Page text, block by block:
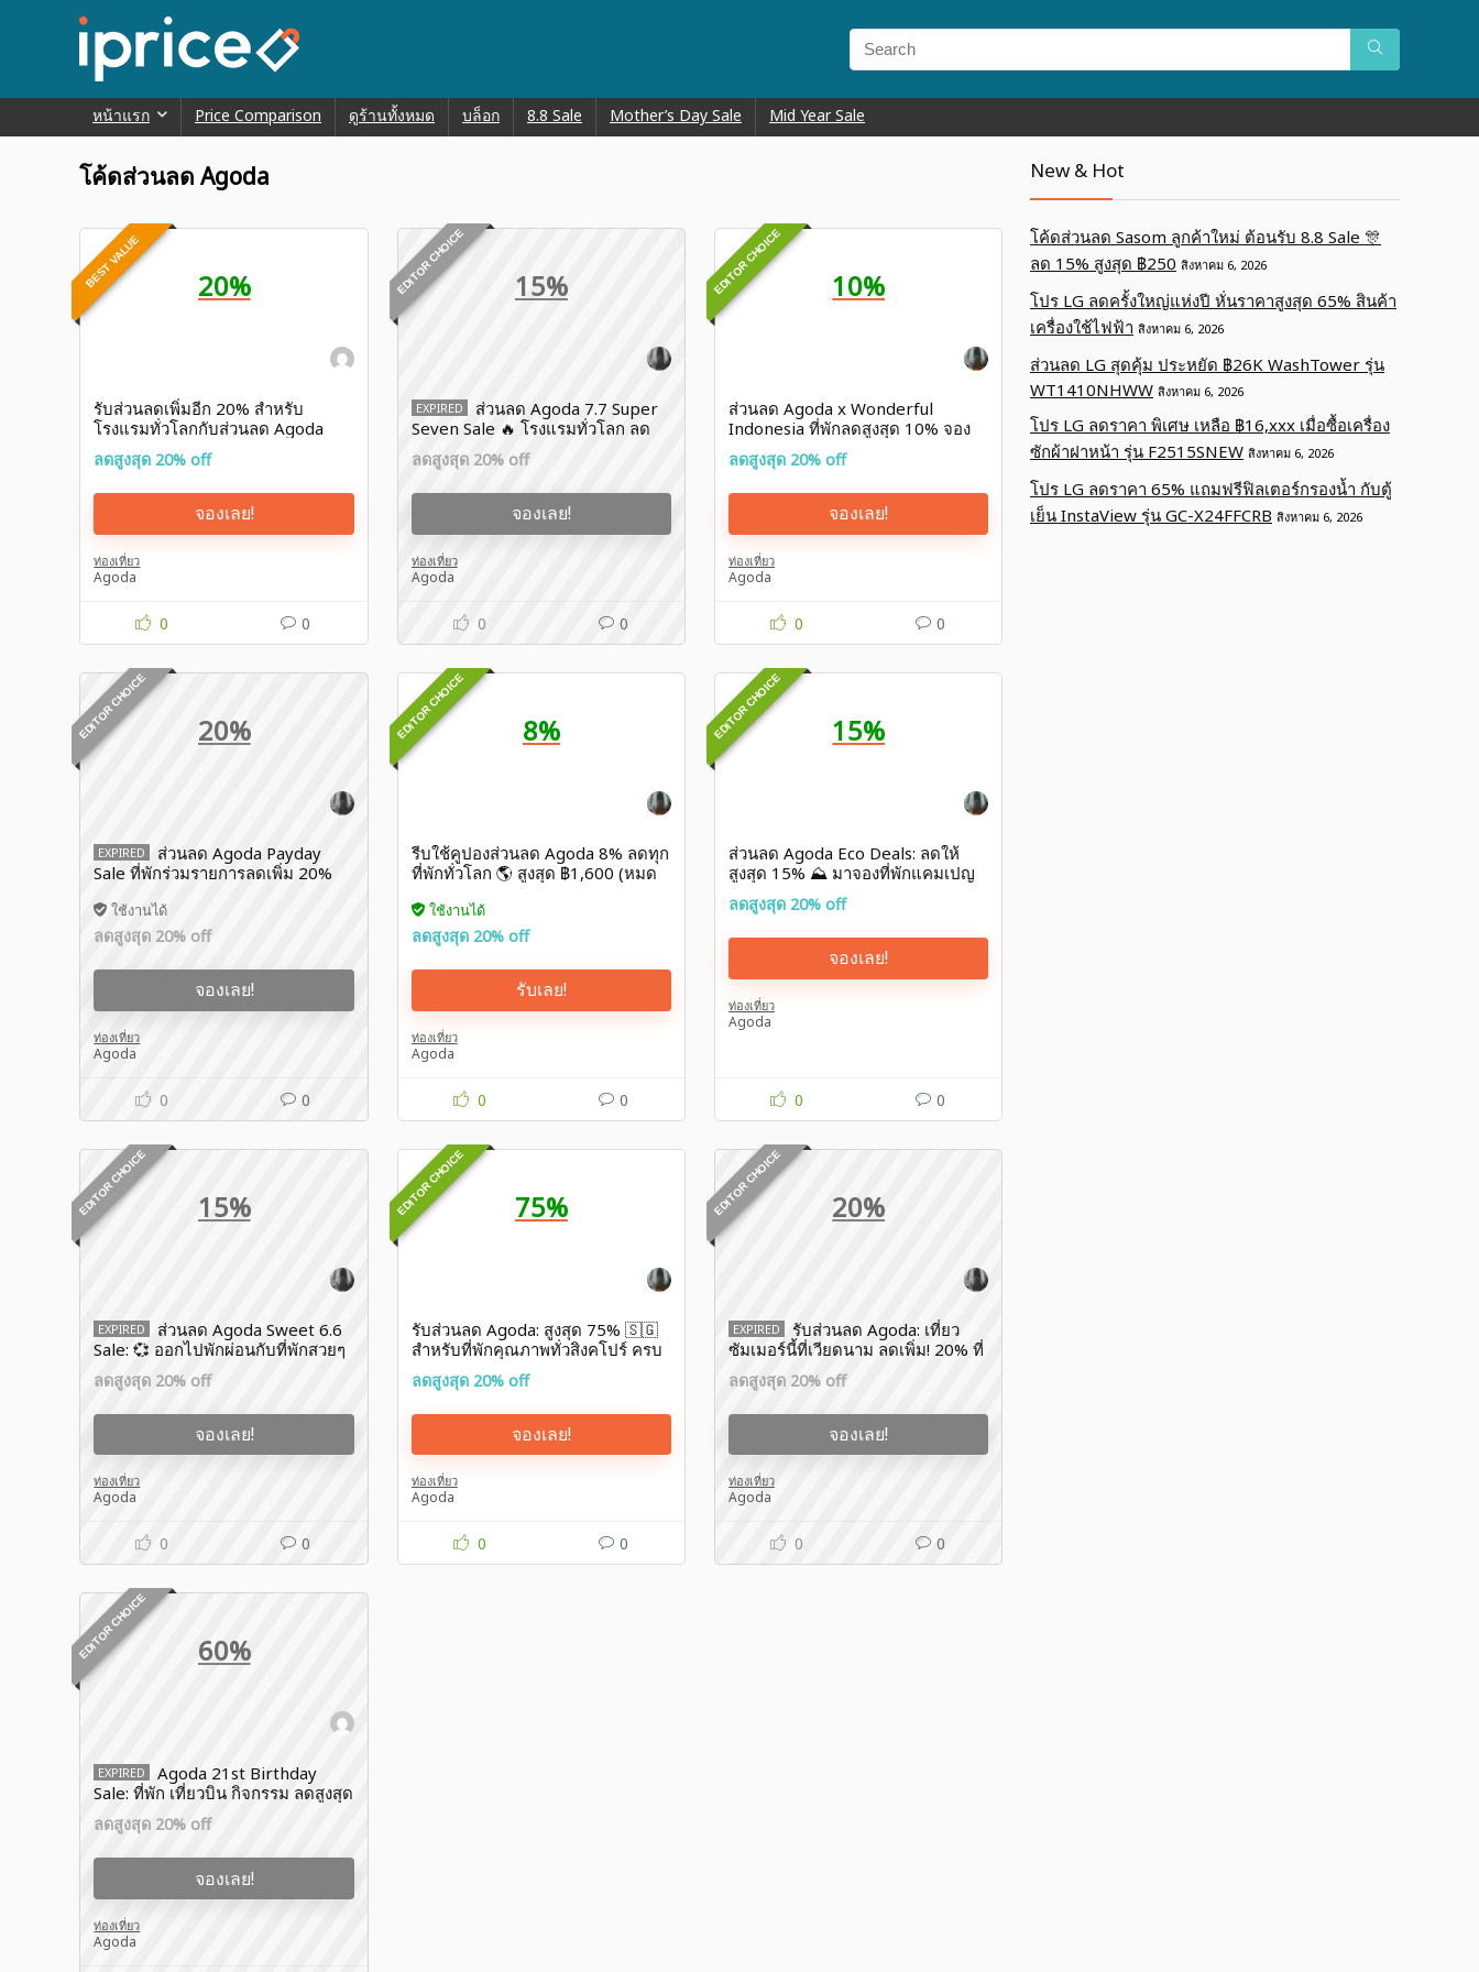
หน้าแรก Price Comparison ดูร้านทั้งหมด บล็อก 8.8 Sale Mother’s Day Sale Mid Year Sale
โค้ดส่วนลด Agoda
BEST VALUE 20%
รับส่วนลดเพิ่มอีก 20% สำหรับ
โรงแรมทั่วโลกกับส่วนลด Agoda
Payday Sale
ลดสูงสุด 20% off
จองเลย!
ท่องเที่ยว
Agoda
0 0
EDITOR CHOICE 15%
EXPIRED
ส่วนลด Agoda 7.7 Super
Seven Sale 🔥 โรงแรมทั่วโลก ลด
เพิ่ม 15% ไปเลย!!
ลดสูงสุด 20% off
จองเลย!
ท่องเที่ยว
Agoda
0 0
EDITOR CHOICE 10%
ส่วนลด Agoda x Wonderful
Indonesia ที่พักลดสูงสุด 10% จอง
ก่อน 4 ต.ค. 69 🌴
ลดสูงสุด 20% off
จองเลย!
ท่องเที่ยว
Agoda
0 0
EDITOR CHOICE 20%
EXPIRED
ส่วนลด Agoda Payday
Sale ที่พักร่วมรายการลดเพิ่ม 20%
ใช้งานได้
ลดสูงสุด 20% off
จองเลย!
ท่องเที่ยว
Agoda
0 0
EDITOR CHOICE 8%
รีบใช้คูปองส่วนลด Agoda 8% ลดทุก
ที่พักทั่วโลก 🌎 สูงสุด ฿1,600 (หมด
ใช้งานได้
ลดสูงสุด 20% off
รับเลย!
ท่องเที่ยว
Agoda
0 0
EDITOR CHOICE 15%
ส่วนลด Agoda Eco Deals: ลดให้
สูงสุด 15% ⛰ มาจองที่พักแคมเปญ
ลดสูงสุด 20% off
จองเลย!
ท่องเที่ยว
Agoda
0 0
EDITOR CHOICE 15%
EXPIRED
ส่วนลด Agoda Sweet 6.6
Sale: 💞 ออกไปพักผ่อนกับที่พักสวยๆ
ลดสูงสุด 20% off
จองเลย!
ท่องเที่ยว
Agoda
0 0
EDITOR CHOICE 75%
รับส่วนลด Agoda: สูงสุด 75% 🇸🇬
สำหรับที่พักคุณภาพทั่วสิงคโปร์ ครบ
ลดสูงสุด 20% off
จองเลย!
ท่องเที่ยว
Agoda
0 0
EDITOR CHOICE 20%
EXPIRED
รับส่วนลด Agoda: เที่ยว
ซัมเมอร์นี้ที่เวียดนาม ลดเพิ่ม! 20% ที่
พักสวยๆ มากมาย
ลดสูงสุด 20% off
จองเลย!
ท่องเที่ยว
Agoda
0 0
EDITOR CHOICE 60%
EXPIRED
Agoda 21st Birthday
Sale: ที่พัก เที่ยวบิน กิจกรรม ลดสูงสุด
ลดสูงสุด 20% off
จองเลย!
ท่องเที่ยว
Agoda
New & Hot
โค้ดส่วนลด Sasom ลูกค้าใหม่ ต้อนรับ 8.8 Sale 🎊
ลด 15% สูงสุด ฿250 สิงหาคม 6, 2026
โปร LG ลดครั้งใหญ่แห่งปี หั่นราคาสูงสุด 65% สินค้า
เครื่องใช้ไฟฟ้า สิงหาคม 6, 2026
ส่วนลด LG สุดคุ้ม ประหยัด ฿26K WashTower รุ่น
WT1410NHWW สิงหาคม 6, 2026
โปร LG ลดราคา พิเศษ เหลือ ฿16,xxx เมื่อซื้อเครื่อง
ซักผ้าฝาหน้า รุ่น F2515SNEW สิงหาคม 6, 2026
โปร LG ลดราคา 65% แถมฟรีฟิลเตอร์กรองน้ำ กับตู้
เย็น InstaView รุ่น GC-X24FFCRB สิงหาคม 6, 2026